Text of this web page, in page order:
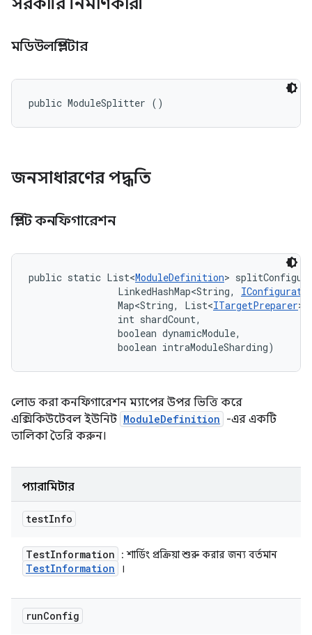
মডিউলস্প্লিটার
public ModuleSplitter ()
জনসাধারণের পদ্ধতি
স্প্লিট কনফিগারেশন
public static List<ModuleDefinition>
                LinkedHashMap<String,
                Map<String, List<
ITargetPreparer
                int shardCount,
                boolean dynamicModule,
                boolean intraModuleSharding)
লোড করা কনফিগারেশন ম্যাপের উপর ভিত্তি করে
এক্সিকিউটেবল ইউনিট ModuleDefinition -এর একটি
তালিকা তৈরি করুন।
প্যারামিটার
testInfo
TestInformation : শার্ডিং প্রক্রিয়া শুরু করার জন্য বর্তমান
TestInformation ।
runConfig